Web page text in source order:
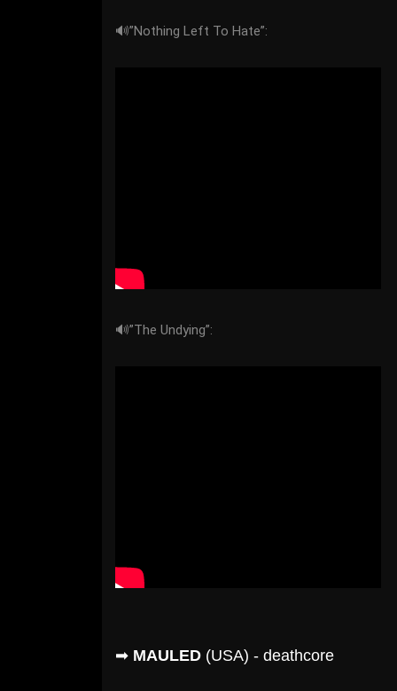
🔊”Nothing Left To Hate”:
🔊”The Undying”:
➡ MAULED (USA) - deathcore